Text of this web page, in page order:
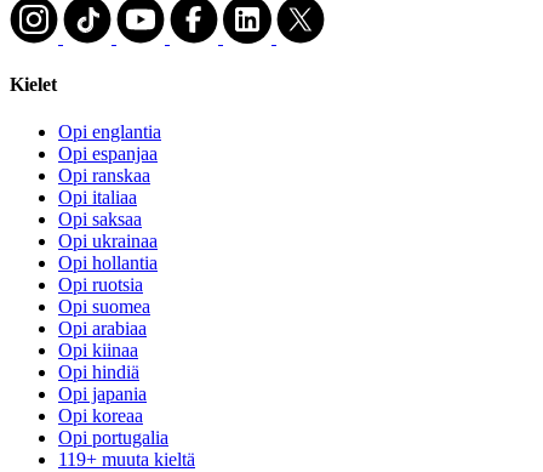
Kielet
Opi englantia
Opi espanjaa
Opi ranskaa
Opi italiaa
Opi saksaa
Opi ukrainaa
Opi hollantia
Opi ruotsia
Opi suomea
Opi arabiaa
Opi kiinaa
Opi hindiä
Opi japania
Opi koreaa
Opi portugalia
119+ muuta kieltä